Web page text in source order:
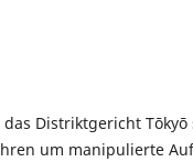
das Distriktgericht
um manipulierte